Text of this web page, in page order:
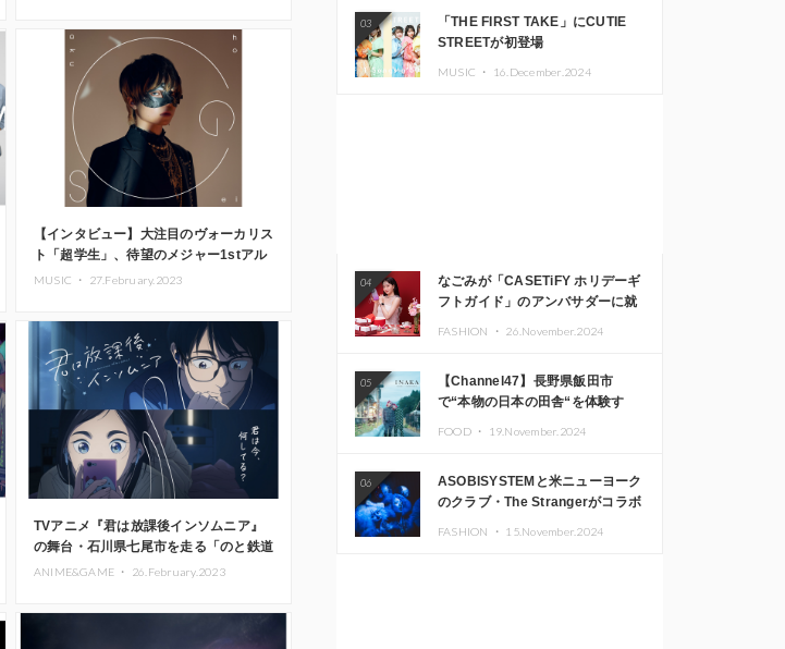
【インタビュー】大注目のヴォーカリス
ト「超学生」、待望のメジャー1stアル
バム「超」リリース
MUSIC ・ 27.February.2023
TVアニメ『君は放課後インソムニア』
の舞台・石川県七尾市を走る「のと鉄道
七尾線」にコラボラッピング列車走行
ANIME&GAME ・ 26.February.2023
Kza（FORCE OF NATURE）ら日
本を代表するDJ・クリエイターが
出演
03
「THE FIRST TAKE」にCUTIE
STREETが初登場
MUSIC ・ 16.December.2024
04
なごみが「CASETiFY ホリデーギ
フトガイド」のアンバサダーに就
FASHION ・ 26.November.2024
05
【Channel47】長野県飯田市
で“本物の日本の田舎“を体験す
FOOD ・ 19.November.2024
06
ASOBISYSTEMと米ニューヨーク
のクラブ・The Strangerがコラボ
FASHION ・ 15.November.2024